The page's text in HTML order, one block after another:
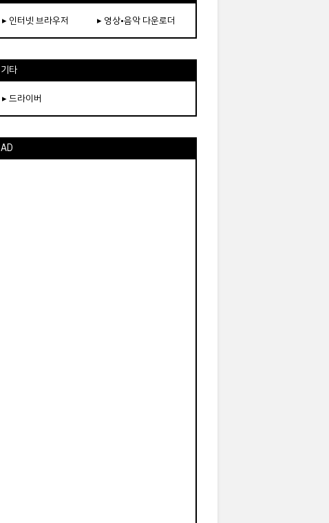
▸ 인터넷 브라우저 ▸ 영상•음악 다운로더
기타
▸ 드라이버
AD